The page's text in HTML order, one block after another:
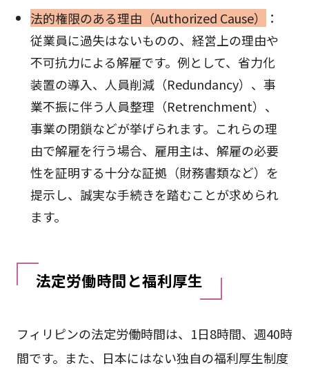
法的権限のある理由（Authorized Cause）
：
従業員に過失はないものの、経営上の理由や
不可抗力による解雇です。例として、省力化
装置の導入、人員削減（Redundancy）、事
業不振に伴う人員整理（Retrenchment）、
事業の閉鎖などが挙げられます。これらの理
由で解雇を行う場合、雇用主は、解雇の必要
性を証明する十分な証拠（財務書類など）を
提示し、誠実な手続きを踏むことが求められ
ます。
法定労働時間と福利厚生
フィリピンの法定労働時間は、1日8時間、週40時
間です。また、日本にはない独自の福利厚生制度